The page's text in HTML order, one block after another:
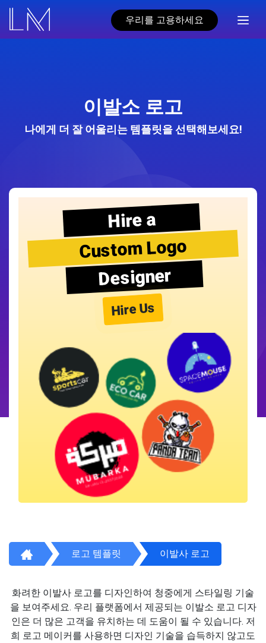
우리를 고용하세요
이발소 로고
나에게 더 잘 어울리는 템플릿을 선택해보세요!
Hire a
Custom Logo
Designer
Hire Us
로고 템플릿 이발사 로고
화려한 이발사 로고를 디자인하여 청중에게 스타일링 기술
을 보여주세요. 우리 플랫폼에서 제공되는 이발소 로고 디자
인은 더 많은 고객을 유치하는 데 도움이 될 수 있습니다. 저
희 로고 메이커를 사용하면 디자인 기술을 습득하지 않고도